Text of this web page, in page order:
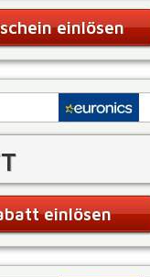
einlösen
einlösen